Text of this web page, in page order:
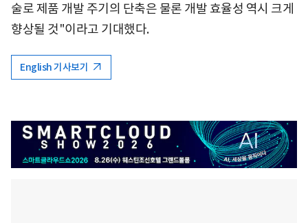
술로 제품 개발 주기의 단축은 물론 개발 효율성 역시 크게
향상될 것"이라고 기대했다.
English 기사보기